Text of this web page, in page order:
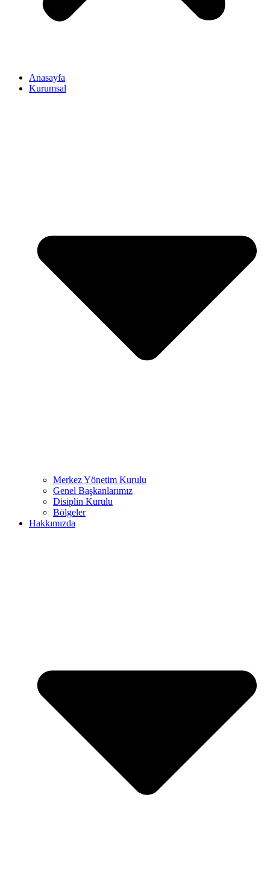
Anasayfa
Kurumsal
Merkez Yönetim Kurulu
Genel Başkanlarımız
Disiplin Kurulu
Bölgeler
Hakkımızda